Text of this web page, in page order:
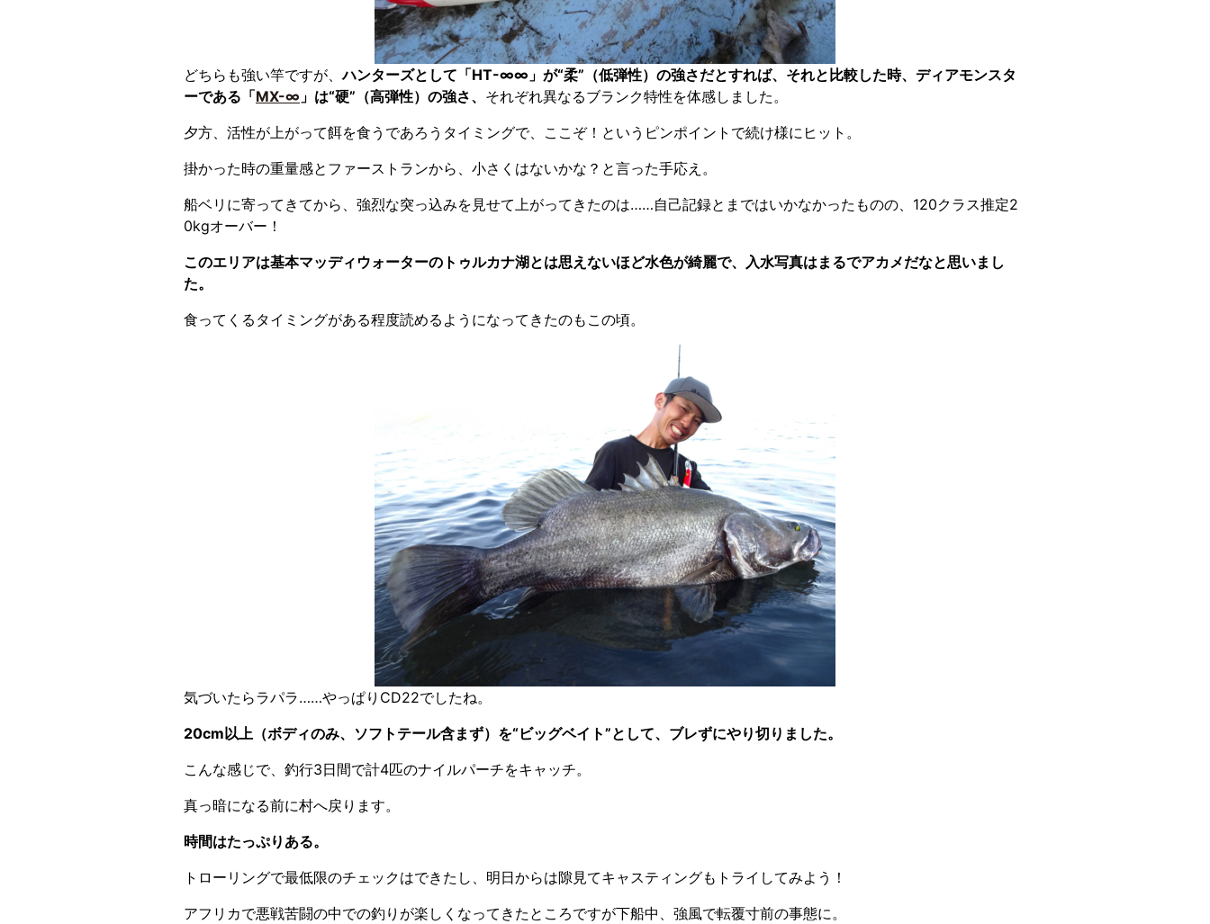
どちらも強い竿ですが、ハンターズとして「HT-∞∞」が“柔”（低弾性）の強さだとすれば、それと比較した時、ディアモンスタ
ーである「MX-∞ 」は“硬”（高弾性）の強さ、 それぞれ異なるブランク特性を体感しました。
夕方、活性が上がって餌を食うであろうタイミングで、ここぞ！というピンポイントで続け様にヒット。
掛かった時の重量感とファーストランから、小さくはないかな？と言った手応え。
船ベリに寄ってきてから、強烈な突っ込みを見せて上がってきたのは……自己記録とまではいかなかったものの、120クラス推定2
0kgオーバー！
このエリアは基本マッディウォーターのトゥルカナ湖とは思えないほど水色が綺麗で、入水写真はまるでアカメだなと思いまし
た。
食ってくるタイミングがある程度読めるようになってきたのもこの頃。
気づいたらラパラ……やっぱりCD22でしたね。
20cm以上（ボディのみ、ソフトテール含まず）を“ビッグベイト”として、ブレずにやり切りました。
こんな感じで、釣行3日間で計4匹のナイルパーチをキャッチ。
真っ暗になる前に村へ戻ります。
時間はたっぷりある。
トローリングで最低限のチェックはできたし、明日からは隙見てキャスティングもトライしてみよう！
アフリカで悪戦苦闘の中での釣りが楽しくなってきたところですが下船中、強風で転覆寸前の事態に。